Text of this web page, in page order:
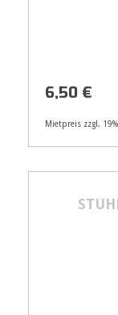
6,50 €
Mietpreis zzgl.